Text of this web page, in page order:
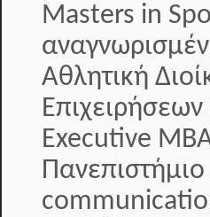
Masters in
Αθλητική
Executive